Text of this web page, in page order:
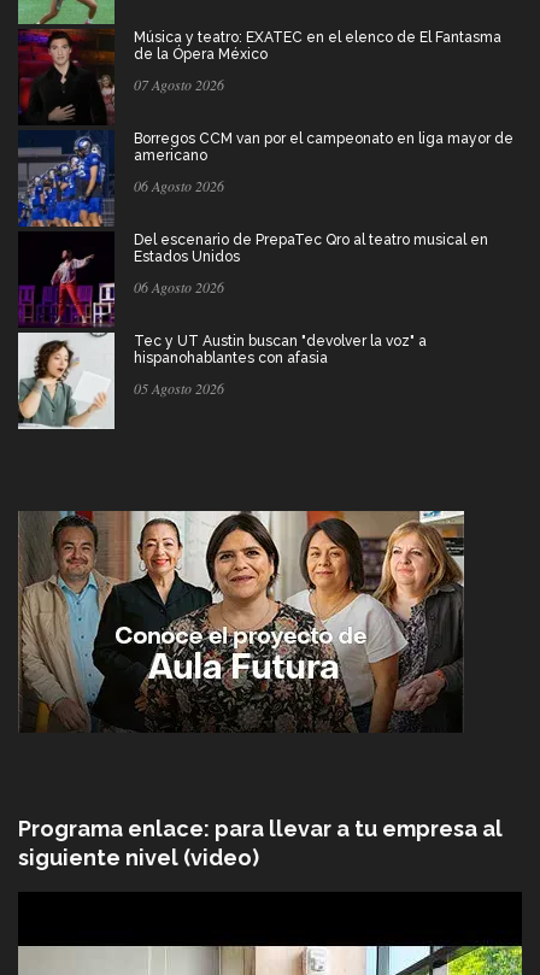
Música y teatro: EXATEC en el elenco de El Fantasma
de la Ópera México
07 Agosto 2026
Borregos CCM van por el campeonato en liga mayor de
americano
06 Agosto 2026
Del escenario de PrepaTec Qro al teatro musical en
Estados Unidos
06 Agosto 2026
Tec y UT Austin buscan "devolver la voz" a
hispanohablantes con afasia
05 Agosto 2026
Programa enlace: para llevar a tu empresa al
siguiente nivel (video)